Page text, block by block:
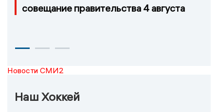
совещание правительства 4 августа
Новости СМИ2
Наш Хоккей